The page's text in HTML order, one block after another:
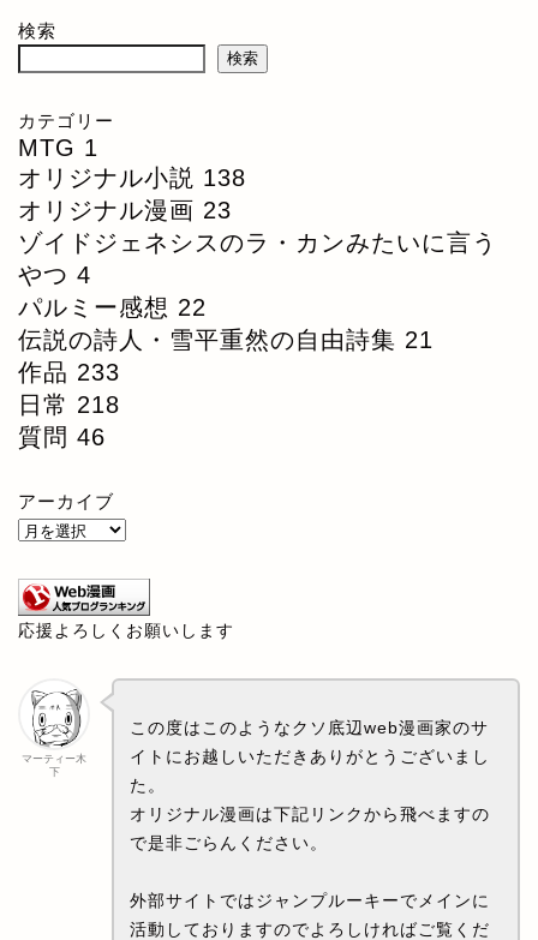
検索
検索
カテゴリー
MTG 1
オリジナル小説 138
オリジナル漫画 23
ゾイドジェネシスのラ・カンみたいに言う
やつ 4
パルミー感想 22
伝説の詩人・雪平重然の自由詩集 21
作品 233
日常 218
質問 46
アーカイブ
応援よろしくお願いします
マーティー木
下
この度はこのようなクソ底辺web漫画家のサ
イトにお越しいただきありがとうございまし
た。
オリジナル漫画は下記リンクから飛べますの
で是非ごらんください。
外部サイトではジャンプルーキーでメインに
活動しておりますのでよろしければご覧くだ